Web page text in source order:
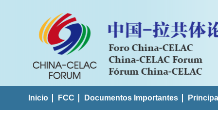
Inicio FCC Documentos Importantes